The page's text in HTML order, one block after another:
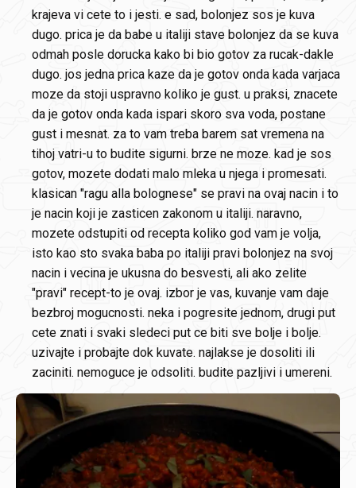
krajeva vi cete to i jesti. e sad, bolonjez sos je kuva
dugo. prica je da babe u italiji stave bolonjez da se kuva
odmah posle dorucka kako bi bio gotov za rucak-dakle
dugo. jos jedna prica kaze da je gotov onda kada varjaca
moze da stoji uspravno koliko je gust. u praksi, znacete
da je gotov onda kada ispari skoro sva voda, postane
gust i mesnat. za to vam treba barem sat vremena na
tihoj vatri-u to budite sigurni. brze ne moze. kad je sos
gotov, mozete dodati malo mleka u njega i promesati.
klasican "ragu alla bolognese" se pravi na ovaj nacin i to
je nacin koji je zasticen zakonom u italiji. naravno,
mozete odstupiti od recepta koliko god vam je volja,
isto kao sto svaka baba po italiji pravi bolonjez na svoj
nacin i vecina je ukusna do besvesti, ali ako zelite
"pravi" recept-to je ovaj. izbor je vas, kuvanje vam daje
bezbroj mogucnosti. neka i pogresite jednom, drugi put
cete znati i svaki sledeci put ce biti sve bolje i bolje.
uzivajte i probajte dok kuvate. najlakse je dosoliti ili
zaciniti. nemoguce je odsoliti. budite pazljivi i umereni.